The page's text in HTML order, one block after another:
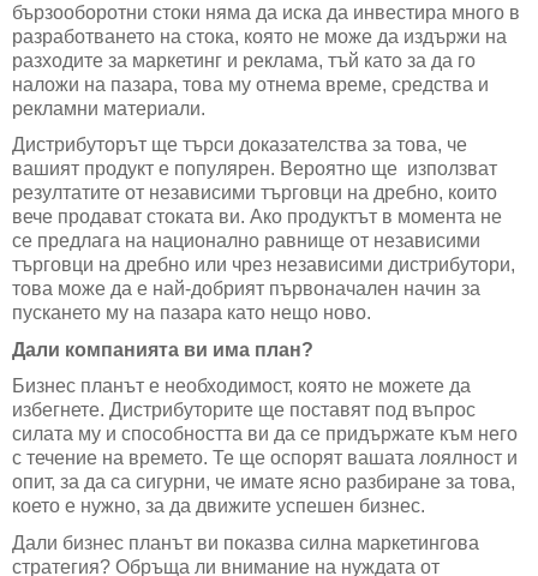
бързооборотни стоки няма да иска да инвестира много в
разработването на стока, която не може да издържи на
разходите за маркетинг и реклама, тъй като за да го
наложи на пазара, това му отнема време, средства и
рекламни материали.
Дистрибуторът ще търси доказателства за това, че
вашият продукт е популярен. Вероятно ще използват
резултатите от независими търговци на дребно, които
вече продават стоката ви. Ако продуктът в момента не
се предлага на национално равнище от независими
търговци на дребно или чрез независими дистрибутори,
това може да е най-добрият първоначален начин за
пускането му на пазара като нещо ново.
Дали компанията ви има план?
Бизнес планът е необходимост, която не можете да
избегнете. Дистрибуторите ще поставят под въпрос
силата му и способността ви да се придържате към него
с течение на времето. Те ще оспорят вашата лоялност и
опит, за да са сигурни, че имате ясно разбиране за това,
което е нужно, за да движите успешен бизнес.
Дали бизнес планът ви показва силна маркетингова
стратегия? Обръща ли внимание на нуждата от